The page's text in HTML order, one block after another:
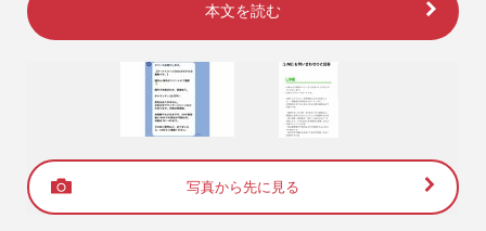
本文を読む
写真から先に見る